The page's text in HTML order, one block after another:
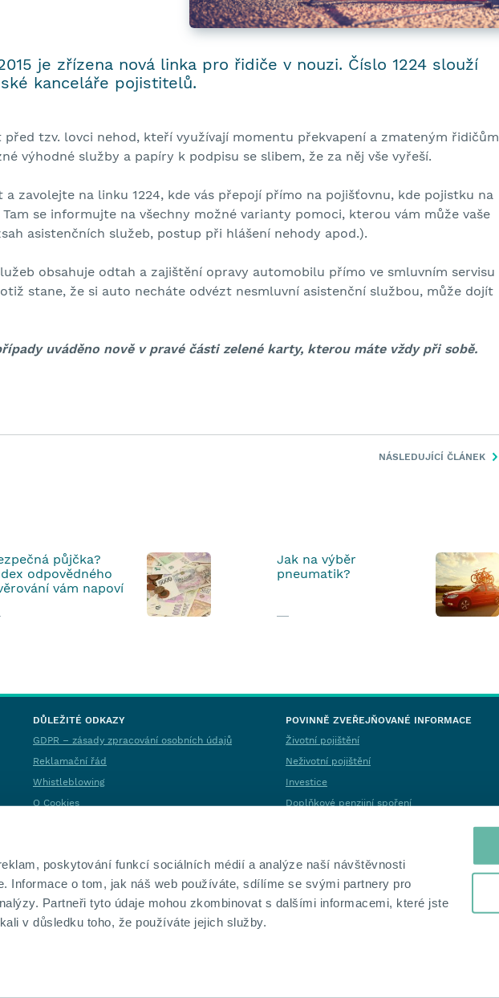
poskytování funkcí sociálních médií a analýze naší návštěvnosti
Informace o tom, jak náš web používáte, sdílíme se svými partnery pro
Partneři tyto údaje mohou zkombinovat s dalšími informacemi, které jste
v důsledku toho, že používáte jejich služby.
je zřízena nová linka pro řidiče v nouzi. Číslo 1224 slouží
kanceláře pojistitelů.
před tzv. lovci nehod, kteří využívají momentu překvapení a zmateným řidičům
výhodné služby a papíry k podpisu se slibem, že za něj vše vyřeší.
a zavolejte na linku 1224, kde vás přepojí přímo na pojišťovnu, kde pojistku na
se informujte na všechny možné varianty pomoci, kterou vám může vaše
asistenčních služeb, postup při hlášení nehody apod.).
obsahuje odtah a zajištění opravy automobilu přímo ve smluvním servisu
stane, že si auto necháte odvézt nesmluvní asistenční službou, může dojít
uváděno nově v pravé části zelené karty, kterou máte vždy při sobě.
NÁSLEDUJÍCÍ ČLÁNEK
půjčka?
odpovědného
vám napoví
Jak na výběr
pneumatik?
DŮLEŽITÉ ODKAZY
GDPR – zásady zpracování osobních údajů
Reklamační řád
Whistleblowing
O Cookies
POVINNĚ ZVEŘEJŇOVANÉ INFORMACE
Životní pojištění
Neživotní pojištění
Investice
Doplňkové penzijní spoření